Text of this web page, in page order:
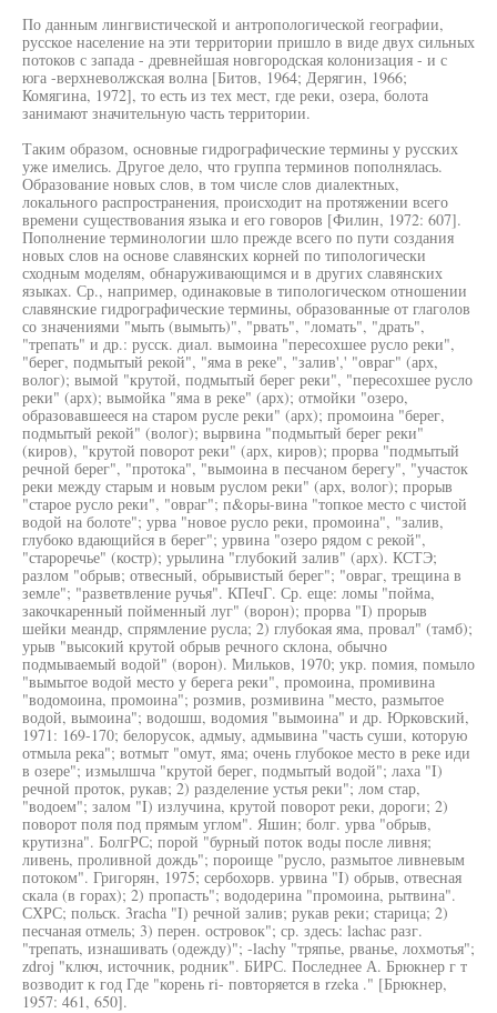
По данным лингвистической и антропологической географии,
русское население на эти территории пришло в виде двух сильных
потоков с запада - древнейшая новгородская колонизация - и с
юга -верхневолжская волна [Битов, 1964; Дерягин, 1966;
Комягина, 1972], то есть из тех мест, где реки, озера, болота
занимают значительную часть территории.
Таким образом, основные гидрографические термины у русских
уже имелись. Другое дело, что группа терминов пополнялась.
Образование новых слов, в том числе слов диалектных,
локального распространения, происходит на протяжении всего
времени существования языка и его говоров [Филин, 1972: 607].
Пополнение терминологии шло прежде всего по пути создания
новых слов на основе славянских корней по типологически
сходным моделям, обнаруживающимся и в других славянских
языках. Ср., например, одинаковые в типологическом отношении
славянские гидрографические термины, образованные от глаголов
со значениями "мыть (вымыть)", "рвать", "ломать", "драть",
"трепать" и др.: русск. диал. вымоина "пересохшее русло реки",
"берег, подмытый рекой", "яма в реке", "залив',' "овраг" (арх,
волог); вымой "крутой, подмытый берег реки", "пересохшее русло
реки" (арх); вымойка "яма в реке" (арх); отмойки "озеро,
образовавшееся на старом русле реки" (арх); промоина "берег,
подмытый рекой" (волог); вырвина "подмытый берег реки"
(киров), "крутой поворот реки" (арх, киров); прорва "подмытый
речной берег", "протока", "вымоина в песчаном берегу", "участок
реки между старым и новым руслом реки" (арх, волог); прорыв
"старое русло реки", "овраг"; п&оры-вина "топкое место с чистой
водой на болоте"; урва "новое русло реки, промоина", "залив,
глубоко вдающийся в берег"; урвина "озеро рядом с рекой",
"староречье" (костр); урылина "глубокий залив" (арх). КСТЭ;
разлом "обрыв; отвесный, обрывистый берег"; "овраг, трещина в
земле"; "разветвление ручья". КПечГ. Ср. еще: ломы "пойма,
закочкаренный пойменный луг" (ворон); прорва "I) прорыв
шейки меандр, спрямление русла; 2) глубокая яма, провал" (тамб);
урыв "высокий крутой обрыв речного склона, обычно
подмываемый водой" (ворон). Мильков, 1970; укр. помия, помыло
"вымытое водой место у берега реки", промоина, промивина
"водомоина, промоина"; розмив, розмивина "место, размытое
водой, вымоина"; водошш, водомия "вымоина" и др. Юрковский,
1971: 169-170; белорусок, адмыу, адмывина "часть суши, которую
отмыла река"; вотмыт "омут, яма; очень глубокое место в реке иди
в озере"; измылшча "крутой берег, подмытый водой"; лаха "I)
речной проток, рукав; 2) разделение устья реки"; лом стар,
"водоем"; залом "I) излучина, крутой поворот реки, дороги; 2)
поворот поля под прямым углом". Яшин; болг. урва "обрыв,
крутизна". БолгРС; порой "бурный поток воды после ливня;
ливень, проливной дождь"; пороище "русло, размытое ливневым
потоком". Григорян, 1975; сербохорв. урвина "I) обрыв, отвесная
скала (в горах); 2) пропасть"; вододерина "промоина, рытвина".
СХРС; польск. 3racha "I) речной залив; рукав реки; старица; 2)
песчаная отмель; 3) перен. островок"; ср. здесь: lachac разг.
"трепать, изнашивать (одежду)"; -lachy "тряпье, рванье, лохмотья";
zdroj "ключ, источник, родник". БИРС. Последнее А. Брюкнер г т
возводит к год Где "корень ri- повторяется в rzeka ." [Брюкнер,
1957: 461, 650].